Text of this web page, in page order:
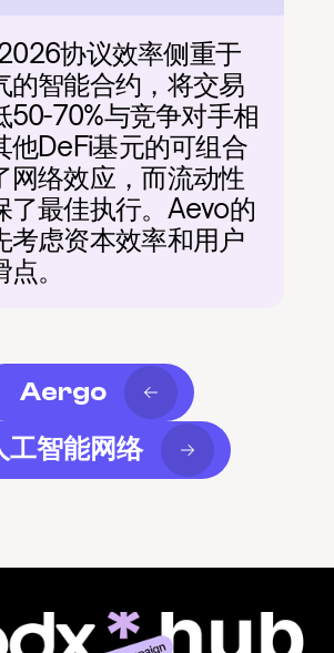
协议效率侧重于
的智能合约，将交易
50-70%与竞争对手相
他DeFi基元的可组合
网络效应，而流动性
了最佳执行。Aevo的
考虑资本效率和用户
。
Aergo
工智能网络